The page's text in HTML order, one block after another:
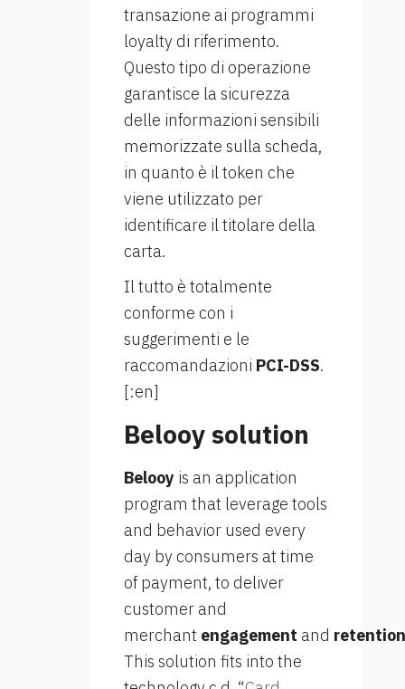
transazione ai programmi
loyalty di riferimento.
Questo tipo di operazione
garantisce la sicurezza
delle informazioni sensibili
memorizzate sulla scheda,
in quanto è il token che
viene utilizzato per
identificare il titolare della
carta.
Il tutto è totalmente
conforme con i
suggerimenti e le
raccomandazioni PCI-DSS.
[:en]
Belooy solution
Belooy is an application
program that leverage tools
and behavior used every
day by consumers at time
of payment, to deliver
customer and
merchant engagement and
This solution fits into the